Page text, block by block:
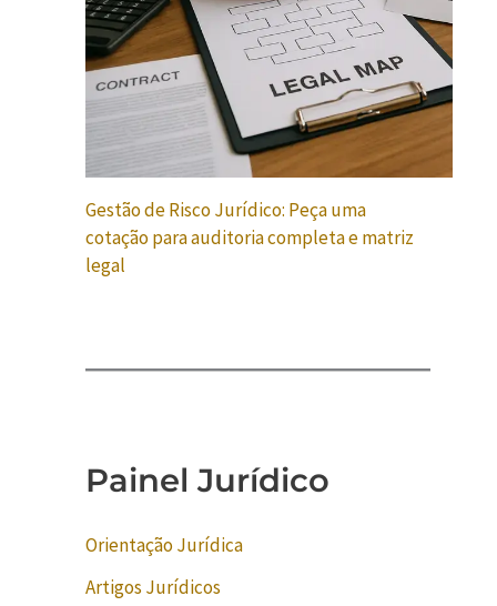
Gestão de Risco Jurídico: Peça uma
cotação para auditoria completa e matriz
legal
Painel Jurídico
Orientação Jurídica
Artigos Jurídicos